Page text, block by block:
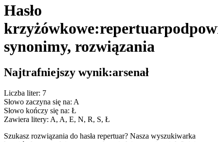
Hasło
krzyżówkowe:repertuar
synonimy, rozwiązania
Najtrafniejszy wynik:arsenał
Liczba liter: 7
Słowo zaczyna się na: A
Słowo kończy się na: Ł
Zawiera litery: A, A, E, N, R, S, Ł
Szukasz rozwiązania do hasła repertuar? Nasza wyszukiwarka